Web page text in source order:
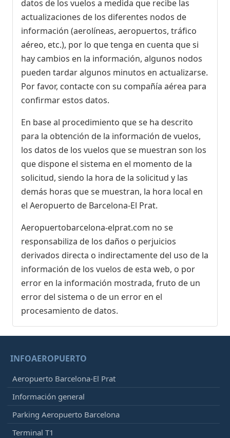
datos de los vuelos a medida que recibe las
actualizaciones de los diferentes nodos de
información (aerolíneas, aeropuertos, tráfico
aéreo, etc.), por lo que tenga en cuenta que si
hay cambios en la información, algunos nodos
pueden tardar algunos minutos en actualizarse.
Por favor, contacte con su compañía aérea para
confirmar estos datos.
En base al procedimiento que se ha descrito
para la obtención de la información de vuelos,
los datos de los vuelos que se muestran son los
que dispone el sistema en el momento de la
solicitud, siendo la hora de la solicitud y las
demás horas que se muestran, la hora local en
el Aeropuerto de Barcelona-El Prat.
Aeropuertobarcelona-elprat.com no se
responsabiliza de los daños o perjuicios
derivados directa o indirectamente del uso de la
información de los vuelos de esta web, o por
error en la información mostrada, fruto de un
error del sistema o de un error en el
procesamiento de datos.
INFOAEROPUERTO
Aeropuerto Barcelona-El Prat
Información general
Parking Aeropuerto Barcelona
Terminal T1